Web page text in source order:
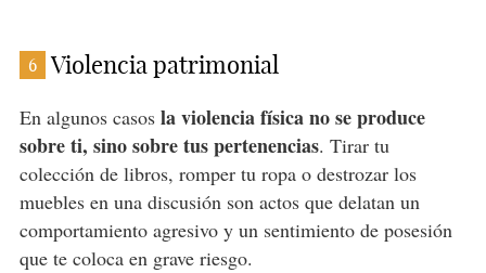
6 Violencia patrimonial
En algunos casos la violencia física no se produce
sobre ti, sino sobre tus pertenencias. Tirar tu
colección de libros, romper tu ropa o destrozar los
muebles en una discusión son actos que delatan un
comportamiento agresivo y un sentimiento de posesión
que te coloca en grave riesgo.